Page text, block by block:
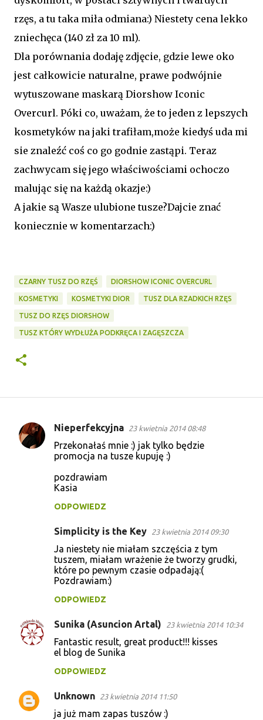
rzęs, a tu taka miła odmiana:) Niestety cena lekko
zniechęca (140 zł za 10 ml).
Dla porównania dodaję zdjęcie, gdzie lewe oko
jest całkowicie naturalne, prawe podwójnie
wytuszowane maskarą Diorshow Iconic
Overcurl. Póki co, uważam, że to jeden z lepszych
kosmetyków na jaki trafiłam,może kiedyś uda mi
sie znaleźć coś co go godnie zastąpi. Teraz
zachwycam się jego właściwościami ochoczo
malując się na każdą okazje:)
A jakie są Wasze ulubione tusze?Dajcie znać
koniecznie w komentarzach:)
CZARNY TUSZ DO RZĘŚ DIORSHOW ICONIC OVERCURL
KOSMETYKI KOSMETYKI DIOR TUSZ DLA RZADKICH RZĘS
TUSZ DO RZĘS DIORSHOW
TUSZ KTÓRY WYDŁUŻA PODKRĘCA I ZAGĘSZCZA
K
Nieperfekcyjna 23 kwietnia 2014 08:48
Przekonałaś mnie :) jak tylko będzie
promocja na tusze kupuję :)
pozdrawiam
Kasia
ODPOWIEDZ
Simplicity is the Key 23 kwietnia 2014 09:30
Ja niestety nie miałam szczęścia z tym
tuszem, miałam wrażenie że tworzy grudki,
które po pewnym czasie odpadają:(
Pozdrawiam:)
ODPOWIEDZ
Sunika (Asuncion Artal) 23 kwietnia 2014 10:34
Fantastic result, great product!!! kisses
el blog de Sunika
ODPOWIEDZ
Unknown 23 kwietnia 2014 11:50
ja już mam zapas tuszów :)